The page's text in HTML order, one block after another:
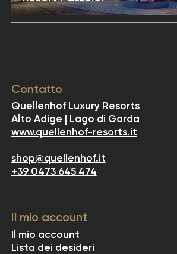
Contatto
Quellenhof Luxury Resorts
Alto Adige | Lago di Garda
www.quellenhof-resorts.it
shop@quellenhof.it
+39 0473 645 474
Il mio account
Il mio account
Lista dei desideri